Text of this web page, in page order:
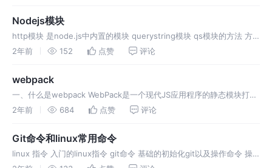
Nodejs模块
http模块 是node.js中内置的模块 querystring模块 qs模块的方法 方
法的使用 fs 文件系统模块 方法：每一个方法都有同步和异步两种，带
2年前 152 点赞 评论
webpack
一、什么是webpack WebPack是一个现代JS应用程序的静态模块打包
器（module bundler） 模块（模块化开发，可以提高开发效率，避免
2年前 684 点赞 评论
Git命令和linux常用命令
linux 指令 入门的linux指令 git命令 基础的初始化git以及操作命令 操